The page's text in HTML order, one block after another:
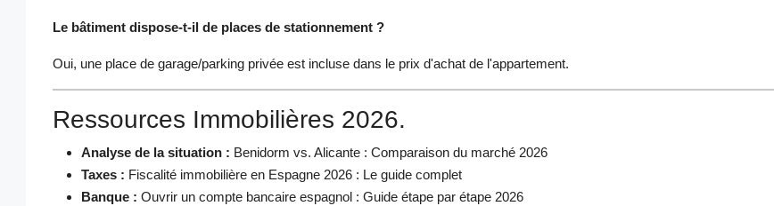
Le bâtiment dispose-t-il de places de stationnement ?
Oui, une place de garage/parking privée est incluse dans le prix d'achat de l'appartement.
Ressources Immobilières 2026.
Analyse de la situation : Benidorm vs. Alicante : Comparaison du marché 2026
Taxes : Fiscalité immobilière en Espagne 2026 : Le guide complet
Banque : Ouvrir un compte bancaire espagnol : Guide étape par étape 2026